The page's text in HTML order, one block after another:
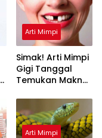
Arti Mimpi
Simak! Arti Mimpi
Gigi Tanggal
Temukan Makna
Arti Mimpi